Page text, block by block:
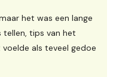
het was een lange
tellen, tips van het
als teveel gedoe